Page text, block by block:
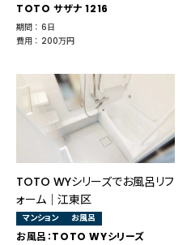
TOTO サザナ 1216
期間 ： 6日
費用 ： 200万円
TOTO WYシリーズでお風呂リフ
ォーム｜江東区
マンション お風呂
お風呂：TOTO WYシリーズ